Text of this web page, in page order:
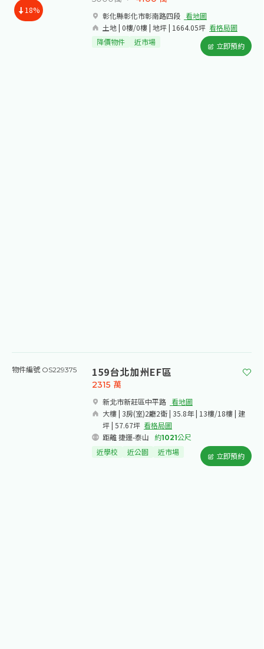
18%
彰化縣彰化市彰南路四段​ 看地圖
土地 | 0樓/0樓 | 地坪 | 1664.05坪 看格局圖
降價物件 近市場 立即預約
物件編號 OS229375 159台北加州EF區
新北市新莊區中平路​ 看地圖
大樓 | 3房(室)2廳2衛 | 35.8年 | 13樓/18樓 | 建
坪 | 57.67坪 看格局圖
距離 捷運-泰山
約1021公尺
2315 萬
近學校 近公園 近市場 立即預約